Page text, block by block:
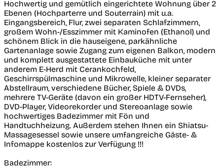
Hochwertig und gemütlich eingerichtete Wohnung über 2
Ebenen (Hochparterre und Souterrain) mit u.a.
Eingangsbereich, Flur, zwei separaten Schlafzimmern,
großem Wohn-/Esszimmer mit Kaminofen (Ethanol) und
schönem Blick in die hauseigene, parkähnliche
Gartenanlage sowie Zugang zum eigenen Balkon, modern
und komplett ausgestattete Einbauküche mit unter
anderem E-Herd mit Cerankochfeld,
Geschirrspülmaschine und Mikrowelle, kleiner separater
Abstellraum, verschiedene Bücher, Spiele & DVDs,
mehrere TV-Geräte (davon ein großer HDTV-Fernseher),
DVD-Player, Videorekorder und Stereoanlage sowie
hochwertiges Badezimmer mit Fön und
Handtuchheizung. Außerdem stehen Ihnen ein Shiatsu-
Massagesessel sowie unsere umfangreiche Gäste- &
Infomappe kostenlos zur Verfügung !!!
Badezimmer: